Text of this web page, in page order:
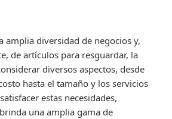
amplia diversidad de negocios y,
de artículos para resguardar, la
diversos aspectos, desde
hasta el tamaño y los servicios
estas necesidades,
brinda una amplia gama de